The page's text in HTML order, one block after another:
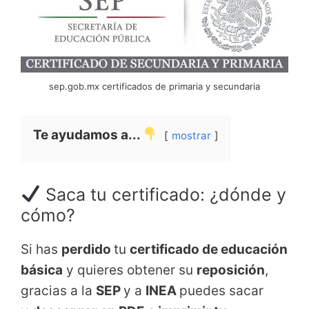
sep.gob.mx certificados de primaria y secundaria
Te ayudamos a... mostrar
Saca tu certificado: ¿dónde y
cómo?
Si has perdido tu certificado de educación
básica y quieres obtener su reposición,
gracias a la SEP y a INEA puedes sacar